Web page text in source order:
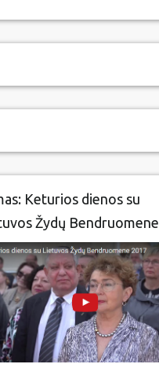
Keturios dienos su
Žydų Bendruomene